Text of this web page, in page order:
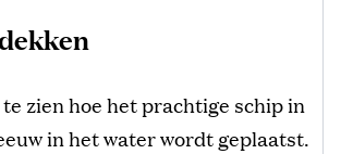
zien hoe het prachtige schip in
in het water wordt geplaatst.